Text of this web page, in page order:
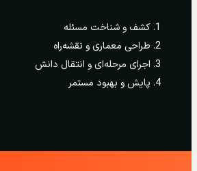
کشف و شناخت مسئله
طراحی معماری و نقشه‌راه
اجرای مرحله‌ای و انتقال دانش
پایش و بهبود مستمر